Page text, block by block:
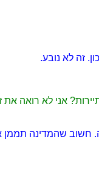
זה לא נובע.
אני לא רואה את
חשוב שהמדינה תממן